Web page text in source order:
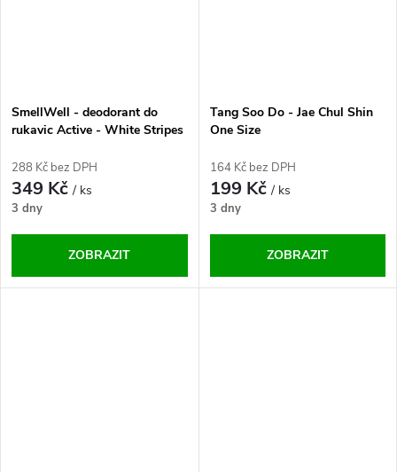
SmellWell - deodorant do
rukavic Active - White Stripes
288 Kč bez DPH
349 Kč/ ks
3 dny
ZOBRAZIT
Tang Soo Do - Jae Chul Shin
One Size
164 Kč bez DPH
199 Kč/ ks
3 dny
ZOBRAZIT